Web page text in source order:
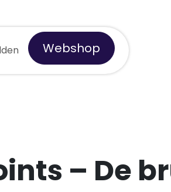
Webshop
– De